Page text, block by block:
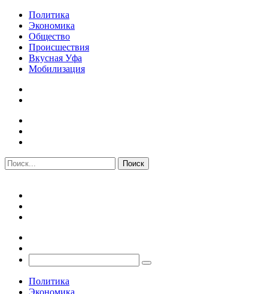
Политика
Экономика
Общество
Происшествия
Вкусная Уфа
Мобилизация
Политика
Экономика